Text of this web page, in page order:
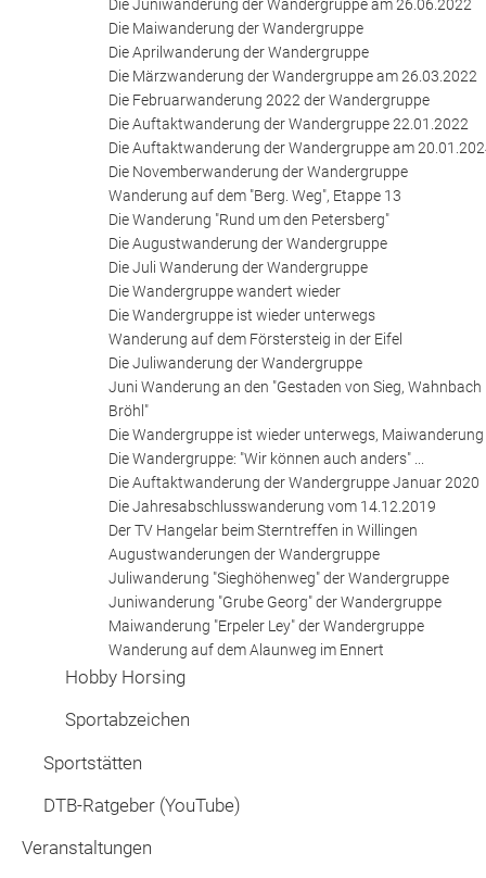
Die Juniwanderung der Wandergruppe am 26.06.2022
Die Maiwanderung der Wandergruppe
Die Aprilwanderung der Wandergruppe
Die Märzwanderung der Wandergruppe am 26.03.2022
Die Februarwanderung 2022 der Wandergruppe
Die Auftaktwanderung der Wandergruppe 22.01.2022
Die Auftaktwanderung der Wandergruppe am
Die Novemberwanderung der Wandergruppe
Wanderung auf dem "Berg. Weg", Etappe 13
Die Wanderung "Rund um den Petersberg"
Die Augustwanderung der Wandergruppe
Die Juli Wanderung der Wandergruppe
Die Wandergruppe wandert wieder
Die Wandergruppe ist wieder unterwegs
Wanderung auf dem Förstersteig in der Eifel
Die Juliwanderung der Wandergruppe
Juni Wanderung an den "Gestaden von Sieg, Wahnbach
Bröhl"
Die Wandergruppe ist wieder unterwegs,
Die Wandergruppe: "Wir können auch anders" ...
Die Auftaktwanderung der Wandergruppe Januar 2020
Die Jahresabschlusswanderung vom 14.12.2019
Der TV Hangelar beim Sterntreffen in Willingen
Augustwanderungen der Wandergruppe
Juliwanderung "Sieghöhenweg" der Wandergruppe
Juniwanderung "Grube Georg" der Wandergruppe
Maiwanderung "Erpeler Ley" der Wandergruppe
Wanderung auf dem Alaunweg im Ennert
Hobby Horsing
Sportabzeichen
Sportstätten
DTB-Ratgeber (YouTube)
Veranstaltungen